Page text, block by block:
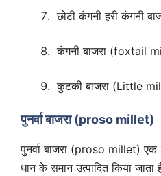
छोटी कंगनी हरी कंगनी
कंगनी बाजरा (foxtail
कुटकी बाजरा (Little
पुनर्वा बाजरा (proso millet)
पुनर्वा बाजरा (proso millet) एक
धान के समान उत्पादित किया जाता